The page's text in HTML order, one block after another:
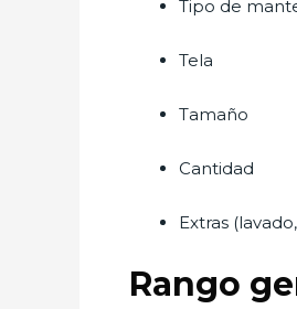
Tipo de
Tela
Tamaño
Cantidad
Extras
Rango